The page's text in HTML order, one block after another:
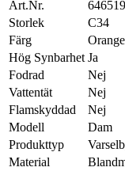
Art.Nr.
Storlek
C34
Färg
Hög Synbarhet Ja
Fodrad
Nej
Vattentät
Nej
Flamskyddad
Nej
Modell
Dam
Produkttyp
Material